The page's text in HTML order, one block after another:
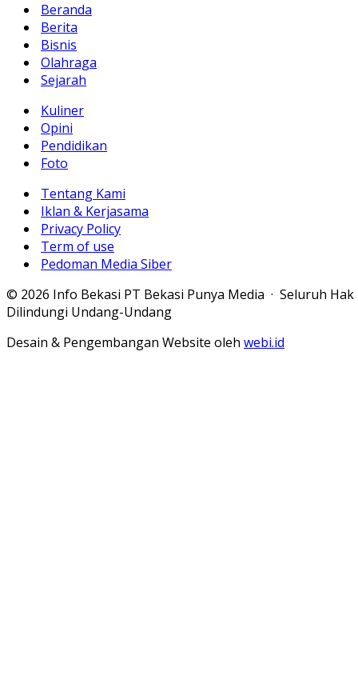
Beranda
Berita
Bisnis
Olahraga
Sejarah
Kuliner
Opini
Pendidikan
Foto
Tentang Kami
Iklan & Kerjasama
Privacy Policy
Term of use
Pedoman Media Siber
© 2026 Info Bekasi PT Bekasi Punya Media · Seluruh Hak
Dilindungi Undang-Undang
Desain & Pengembangan Website oleh webi.id